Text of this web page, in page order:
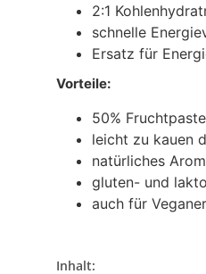
2:1
schnelle
Ersatz für
Vorteile:
50% Fruchtpaste
leicht zu kauen
natürliches
gluten- und
auch für
Inhalt: